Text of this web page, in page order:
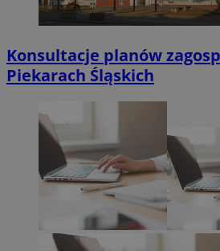
Konsultacje planów
Piekarach Śląskich